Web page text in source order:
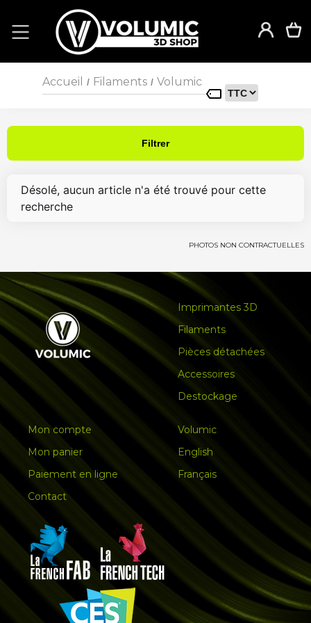
Accueil / Filaments / Volumic
Filtrer
Désolé, aucun article n'a été trouvé pour cette
recherche
PHOTOS NON CONTRACTUELLES
Imprimantes 3D
Filaments
Pièces détachées
Accessoires
Destockage
Mon compte
Mon panier
Paiement en ligne
Contact
Volumic
English
Français